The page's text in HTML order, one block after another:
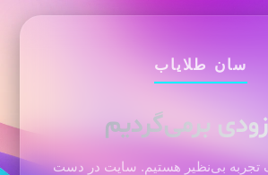
سان طلایاب
برمی‌گردیم
تجربه بی‌نظیر هستیم. سایت در دست